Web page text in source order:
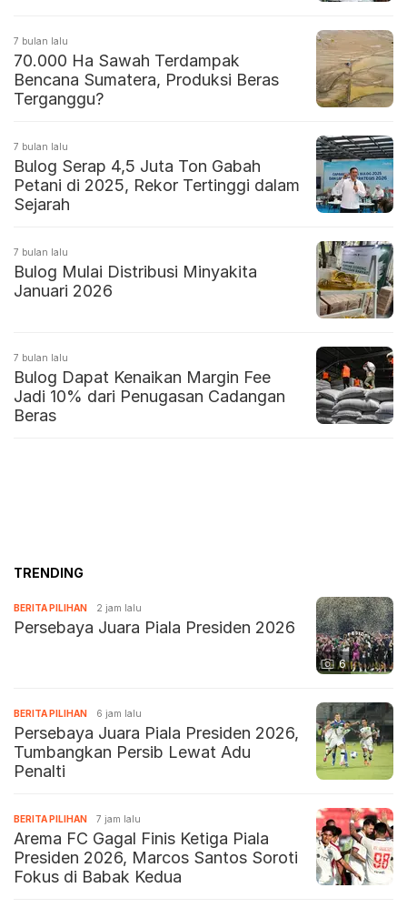
7 bulan lalu
70.000 Ha Sawah Terdampak
Bencana Sumatera, Produksi Beras
Terganggu?
7 bulan lalu
Bulog Serap 4,5 Juta Ton Gabah
Petani di 2025, Rekor Tertinggi dalam
Sejarah
7 bulan lalu
Bulog Mulai Distribusi Minyakita
Januari 2026
7 bulan lalu
Bulog Dapat Kenaikan Margin Fee
Jadi 10% dari Penugasan Cadangan
Beras
TRENDING
6
BERITA PILIHAN 2 jam lalu
Persebaya Juara Piala Presiden 2026
BERITA PILIHAN 6 jam lalu
Persebaya Juara Piala Presiden 2026,
Tumbangkan Persib Lewat Adu
Penalti
BERITA PILIHAN 7 jam lalu
Arema FC Gagal Finis Ketiga Piala
Presiden 2026, Marcos Santos Soroti
Fokus di Babak Kedua